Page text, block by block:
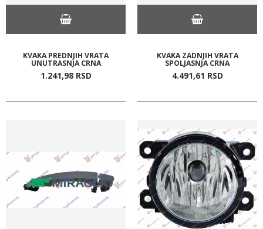
KVAKA PREDNJIH VRATA
UNUTRASNJA CRNA
1.241,98 RSD
KVAKA ZADNJIH VRATA
SPOLJASNJA CRNA
4.491,61 RSD